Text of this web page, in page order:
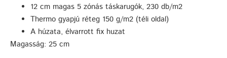
12 cm magas 5 zónás táskarugók, 230 db/m2
Thermo gyapjú réteg 150 g/m2 (téli oldal)
A húzata, élvarrott fix huzat
Magasság: 25 cm